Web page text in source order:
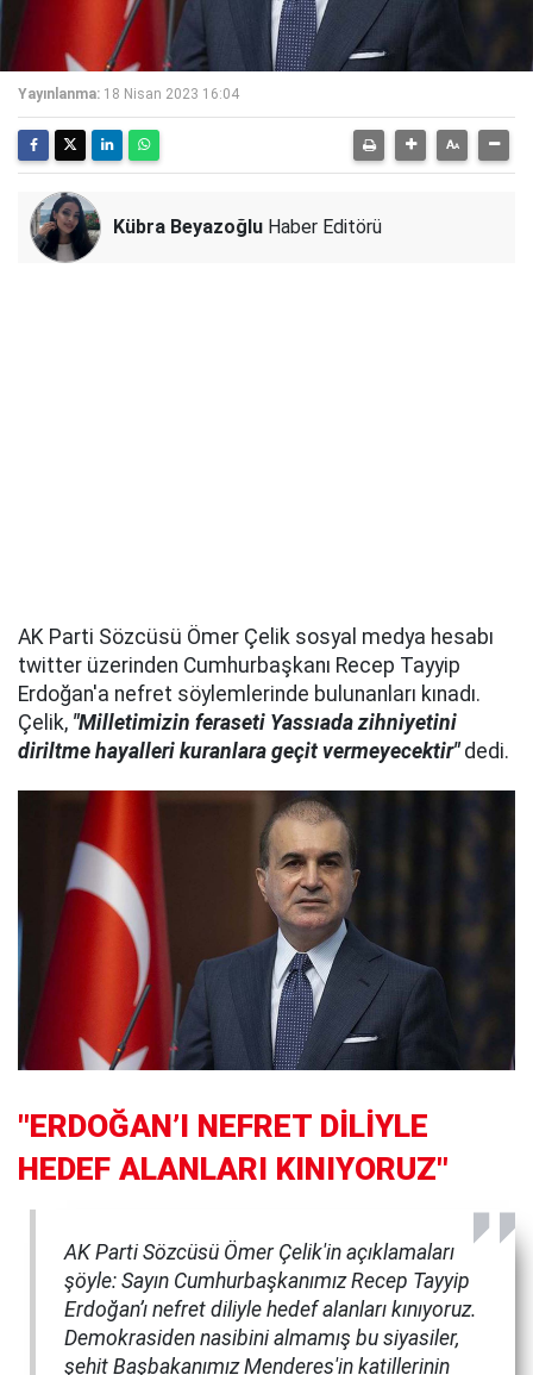
Yayınlanma: 18 Nisan 2023 16:04
Kübra Beyazoğlu Haber Editörü
AK Parti Sözcüsü Ömer Çelik sosyal medya hesabı
twitter üzerinden Cumhurbaşkanı Recep Tayyip
Erdoğan'a nefret söylemlerinde bulunanları kınadı.
Çelik, "Milletimizin feraseti Yassıada zihniyetini
diriltme hayalleri kuranlara geçit vermeyecektir"dedi.
"ERDOĞAN’I NEFRET DİLİYLE
HEDEF ALANLARI KINIYORUZ"
AK Parti Sözcüsü Ömer Çelik'in açıklamaları
şöyle: Sayın Cumhurbaşkanımız Recep Tayyip
Erdoğan’ı nefret diliyle hedef alanları kınıyoruz.
Demokrasiden nasibini almamış bu siyasiler,
şehit Başbakanımız Menderes'in katillerinin